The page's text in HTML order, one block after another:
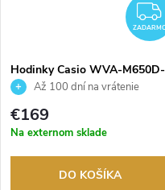
Hodinky Casio WVA-M650D-
2AERAž 100 dní na vrátenie
tovaru. Autorizovaný predajca.
€169
Na externom sklade
DO KOŠÍKA